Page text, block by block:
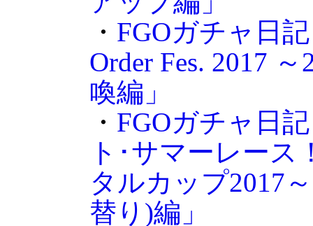
・ FGOガチャ日
Order Fes. 2017
喚編」
・ FGOガチャ日
ト･サマーレー
タルカップ2017
替り)編」